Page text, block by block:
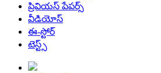
ప్రివియస్‌ పేపర్స్
వీడియోస్
ఈ-స్టోర్
టెస్ట్స్